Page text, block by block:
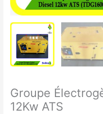
Groupe
12Kw ATS